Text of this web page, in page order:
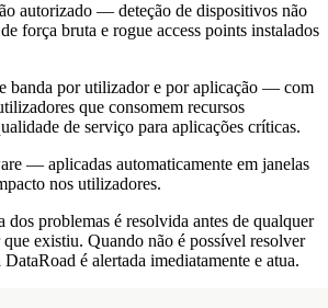
autorizado — deteção de dispositivos não
força bruta e rogue access points instalados
banda por utilizador e por aplicação — com
que consomem recursos
de serviço para aplicações críticas.
— aplicadas automaticamente em janelas
nos utilizadores.
dos problemas é resolvida antes de qualquer
existiu. Quando não é possível resolver
é alertada imediatamente e atua.